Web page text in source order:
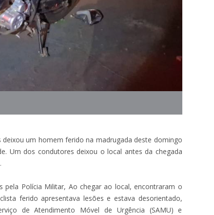
um homem ferido na madrugada deste domingo
Um dos condutores deixou o local antes da chegada
pela Polícia Militar, Ao chegar ao local, encontraram o
ferido apresentava lesões e estava desorientado,
de Atendimento Móvel de Urgência (SAMU) e